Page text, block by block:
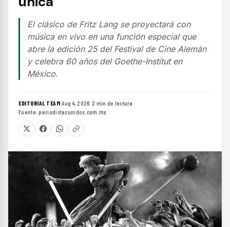
El clásico de Fritz Lang se proyectará con
música en vivo en una función especial que
abre la edición 25 del Festival de Cine Alemán
y celebra 60 años del Goethe-Institut en
México.
EDITORIAL TEAM·Aug 4, 2026 ·2 min de lectura ·
Fuente:periodistasunidos.com.mx